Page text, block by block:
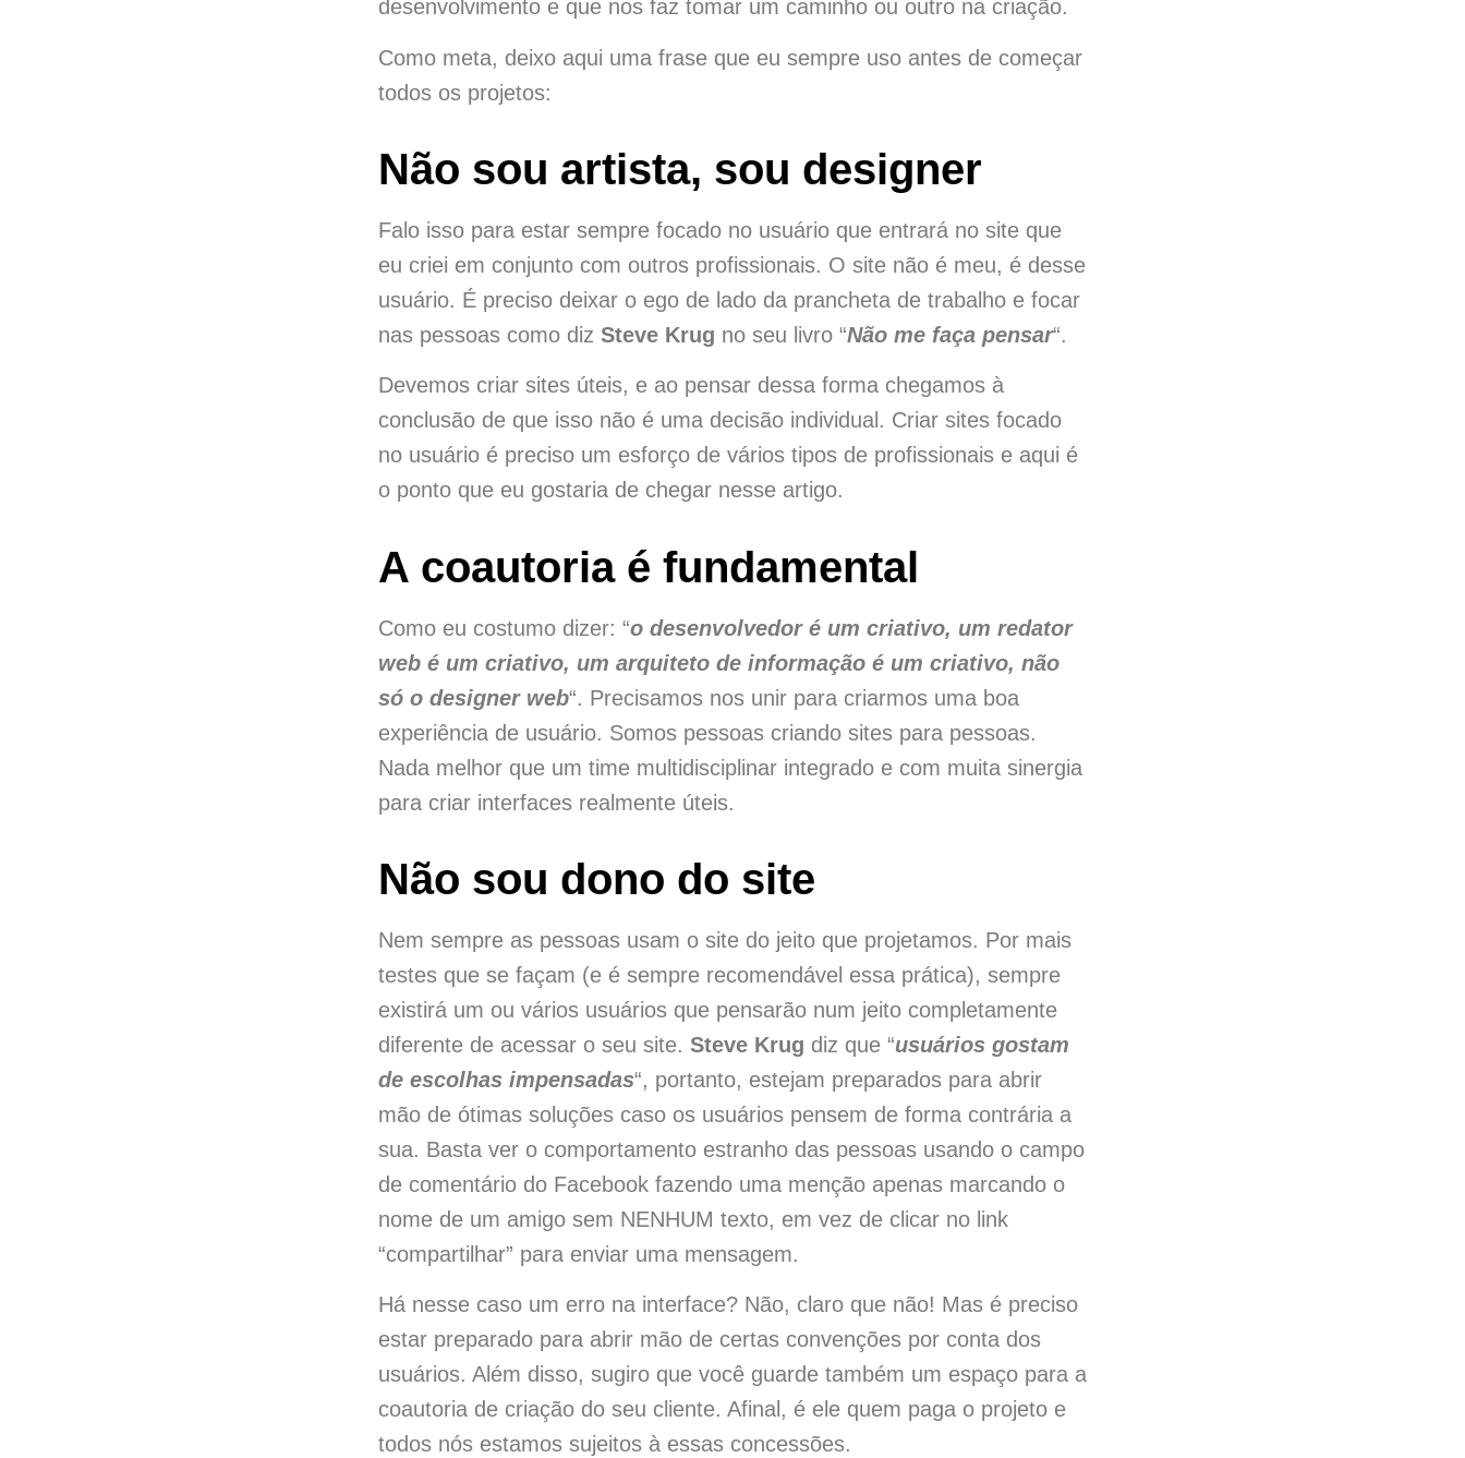
desenvolvimento e que nos faz tomar um caminho ou outro na criação.
Como meta, deixo aqui uma frase que eu sempre uso antes de começar
todos os projetos:
Não sou artista, sou designer
Falo isso para estar sempre focado no usuário que entrará no site que
eu criei em conjunto com outros profissionais. O site não é meu, é desse
usuário. É preciso deixar o ego de lado da prancheta de trabalho e focar
nas pessoas como diz Steve Krug no seu livro “Não me faça pensar“.
Devemos criar sites úteis, e ao pensar dessa forma chegamos à
conclusão de que isso não é uma decisão individual. Criar sites focado
no usuário é preciso um esforço de vários tipos de profissionais e aqui é
o ponto que eu gostaria de chegar nesse artigo.
A coautoria é fundamental
Como eu costumo dizer: “o desenvolvedor é um criativo, um redator
web é um criativo, um arquiteto de informação é um criativo, não
só o designer web“. Precisamos nos unir para criarmos uma boa
experiência de usuário. Somos pessoas criando sites para pessoas.
Nada melhor que um time multidisciplinar integrado e com muita sinergia
para criar interfaces realmente úteis.
Não sou dono do site
Nem sempre as pessoas usam o site do jeito que projetamos. Por mais
testes que se façam (e é sempre recomendável essa prática), sempre
existirá um ou vários usuários que pensarão num jeito completamente
diferente de acessar o seu site. Steve Krug diz que “usuários gostam
de escolhas impensadas“, portanto, estejam preparados para abrir
mão de ótimas soluções caso os usuários pensem de forma contrária a
sua. Basta ver o comportamento estranho das pessoas usando o campo
de comentário do Facebook fazendo uma menção apenas marcando o
nome de um amigo sem NENHUM texto, em vez de clicar no link
“compartilhar” para enviar uma mensagem.
Há nesse caso um erro na interface? Não, claro que não! Mas é preciso
estar preparado para abrir mão de certas convenções por conta dos
usuários. Além disso, sugiro que você guarde também um espaço para a
coautoria de criação do seu cliente. Afinal, é ele quem paga o projeto e
todos nós estamos sujeitos à essas concessões.